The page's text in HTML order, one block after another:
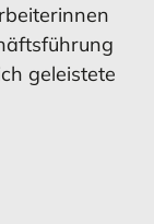
geleistete